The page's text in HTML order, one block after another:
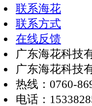
联系海花
联系方式
在线反馈
广东海花科技
广东海花科技
热线：0760-
电话：